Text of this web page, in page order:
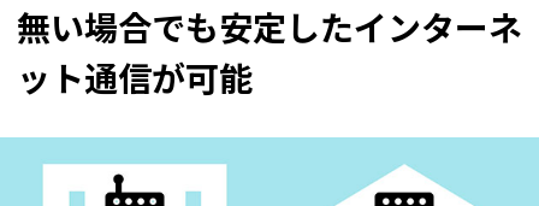
無い場合でも安定したインターネ
ット通信が可能